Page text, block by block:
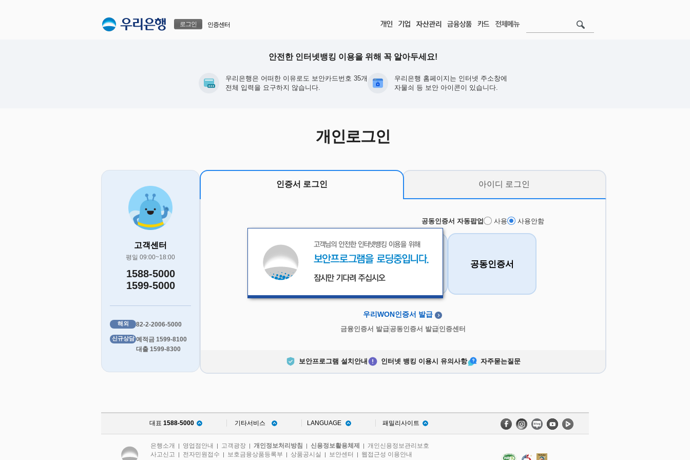
로그인 인증센터
안전한 인터넷뱅킹 이용을 위해 꼭 알아두세요!
우리은행은 어떠한 이유로도 보안카드번호 35개
전체 입력을 요구하지 않습니다.
우리은행 홈페이지는 인터넷 주소창에
자물쇠 등 보안 아이콘이 있습니다.
개인로그인
고객센터
평일 09:00~18:00
1588-5000
1599-5000
해외 82-2-2006-5000
신규상담 예적금 1599-8100
대출 1599-8300
인증서 로그인
공동인증서 자동팝업 사용 사용안함
우리WON인증서 금융인증서 공동인증서
우리WON인증서 발급
금융인증서 발급공동인증서 발급인증센터
아이디 로그인
보안프로그램 설치안내 인터넷 뱅킹 이용시 유의사항 자주묻는질문
대표 1588-5000 기타서비스 LANGUAGE 패밀리사이트
은행소개 | 영업점안내 | 고객광장 | 개인정보처리방침 | 신용정보활용체제 | 개인신용정보관리보호
사고신고 | 전자민원접수 | 보호금융상품등록부 | 상품공시실 | 보안센터 | 웹접근성 이용안내